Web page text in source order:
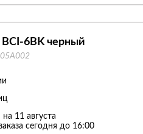
6BK черный
11 августа
сегодня до 16:00